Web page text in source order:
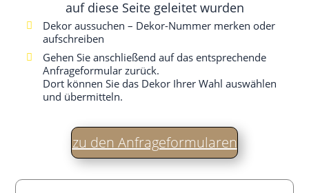
auf die­se Sei­te gelei­tet wurden
Dekor aus­su­chen – Dekor-Num­mer mer­ken oder
aufschreiben
Gehen Sie anschlie­ßend auf das ent­spre­chen­de
Anfra­ge­for­mu­lar zurück.
Dort kön­nen Sie das Dekor Ihrer Wahl aus­wäh­len
und übermitteln.
zu den Anfrageformularen